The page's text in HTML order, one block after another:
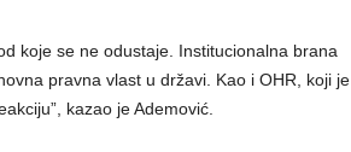
koje se ne odustaje. Institucionalna brana
pravna vlast u državi. Kao i OHR, koji je
kazao je Ademović.